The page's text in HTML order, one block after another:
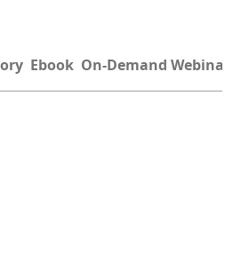
Ebook On-Demand Webinar